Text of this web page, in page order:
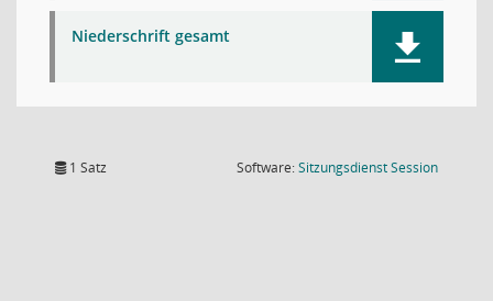
Niederschrift gesamt
1 Satz Software:SitzungsdienstSession(Wird in